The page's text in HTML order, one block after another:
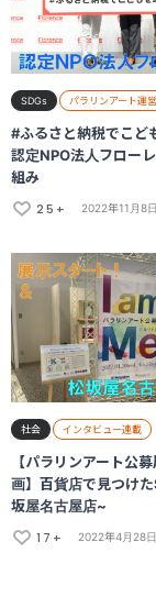
SDGs パラリンアート運
#ふるさと納税でこど
認定NPO法人フロー
組み
25+
2022年11月8日
社会 インタビュー連載
【パラリンアート公
画】百貨店で見つけ
坂屋名古屋店~
17+
2022年4月28日